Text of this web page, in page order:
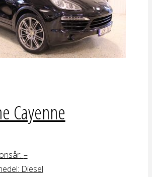
Cayenne
–
Diesel